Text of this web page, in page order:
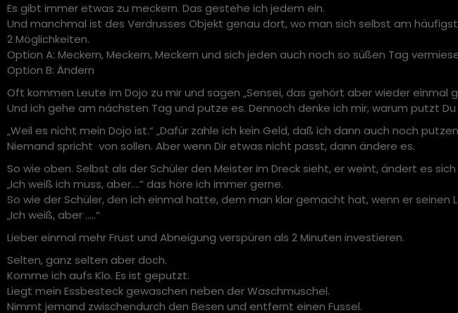
Es gibt immer etwas zu meckern. Das gestehe ich jedem ein.
Und manchmal ist des Verdrusses Objekt genau dort, wo man sich selbst am
2 Möglichkeiten.
Option A: Meckern, Meckern, Meckern und sich jeden auch noch so süßen Tag
Option B: Ändern
Oft kommen Leute im Dojo zu mir und sagen „Sensei, das gehört aber wieder einmal
Und ich gehe am nächsten Tag und putze es. Dennoch denke ich mir, warum putzt
„Weil es nicht mein Dojo ist.“ „Dafür zahle ich kein Geld, daß ich dann auch noch
Niemand spricht von sollen. Aber wenn Dir etwas nicht passt, dann ändere es.
So wie oben. Selbst als der Schüler den Meister im Dreck sieht, er weint, ändert es
„Ich weiß ich muss, aber….“ das höre ich immer gerne.
So wie der Schüler, den ich einmal hatte, dem man klar gemacht hat, wenn er seinen
„Ich weiß, aber …..“
Lieber einmal mehr Frust und Abneigung verspüren als 2 Minuten investieren.
Selten, ganz selten aber doch.
Komme ich aufs Klo. Es ist geputzt.
Liegt mein Essbesteck gewaschen neben der Waschmuschel.
Nimmt jemand zwischendurch den Besen und entfernt einen Fussel.